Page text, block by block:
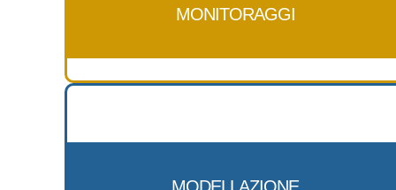
MONITORAGGI